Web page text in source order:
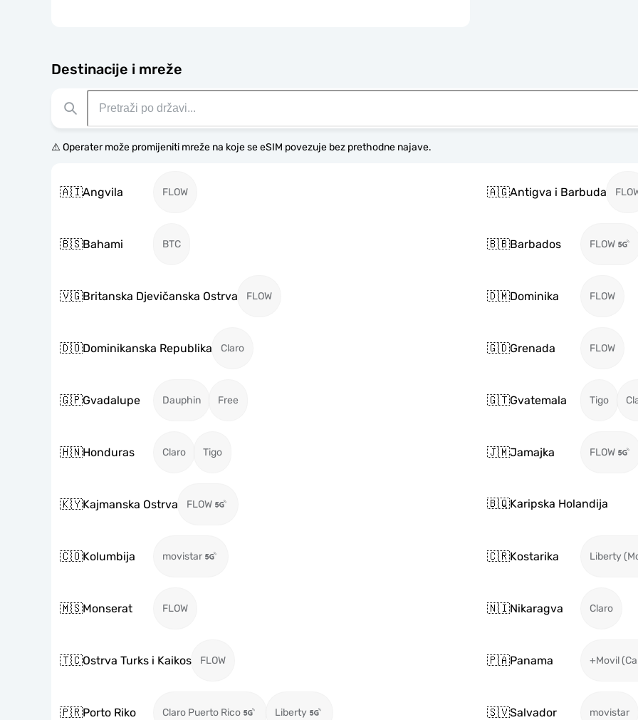
Destinacije i mreže
⚠️ Operater može promijeniti mreže na koje se eSIM povezuje bez prethodne najave.
🇦🇮Angvila FLOW 🇦🇬Antigva i Barbuda
🇧🇸Bahami BTC 🇧🇧Barbados FLOW
🇻🇬Britanska Djevičanska Ostrva FLOW 🇩🇲Dominika FLOW
🇩🇴Dominikanska Republika Claro 🇬🇩Grenada FLOW
🇬🇵Gvadalupe Dauphin Free 🇬🇹Gvatemala Tigo
🇭🇳Honduras Claro Tigo 🇯🇲Jamajka FLOW
🇰🇾Kajmanska Ostrva FLOW 🇧🇶Karipska Holandija
🇨🇴Kolumbija movistar 🇨🇷Kostarika Liberty
🇲🇸Monserat FLOW 🇳🇮Nikaragva Claro
🇹🇨Ostrva Turks i Kaikos FLOW 🇵🇦Panama +Movil
🇵🇷Porto Riko Claro Puerto Rico Liberty 🇸🇻Salvador movistar